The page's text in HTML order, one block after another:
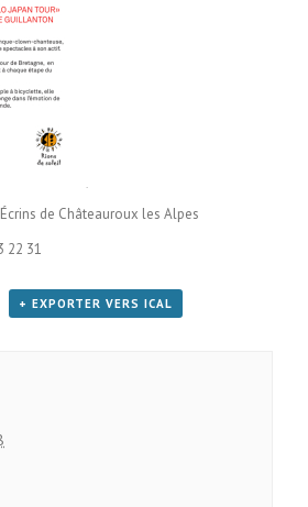
de Châteauroux les Alpes
22 31
+ EXPORTER VERS ICAL